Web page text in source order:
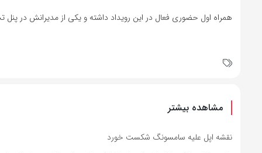
همراه اول حضوری فعال در این رویداد داشته و یکی از مدیرانش
مشاهده بیشتر
نقشه اپل علیه سامسونگ شکست خورد